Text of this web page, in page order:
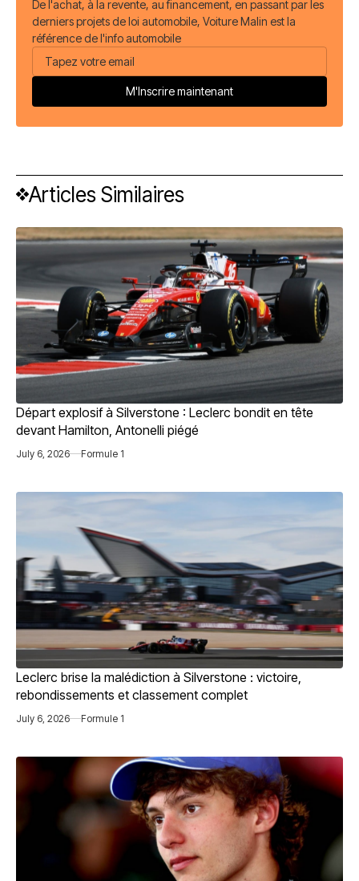
De l'achat, à la revente, au financement, en passant par les
derniers projets de loi automobile, Voiture Malin est la
référence de l'info automobile
Articles Similaires
Départ explosif à Silverstone : Leclerc bondit en tête
devant Hamilton, Antonelli piégé
July 6, 2026 Formule 1
Leclerc brise la malédiction à Silverstone : victoire,
rebondissements et classement complet
July 6, 2026 Formule 1